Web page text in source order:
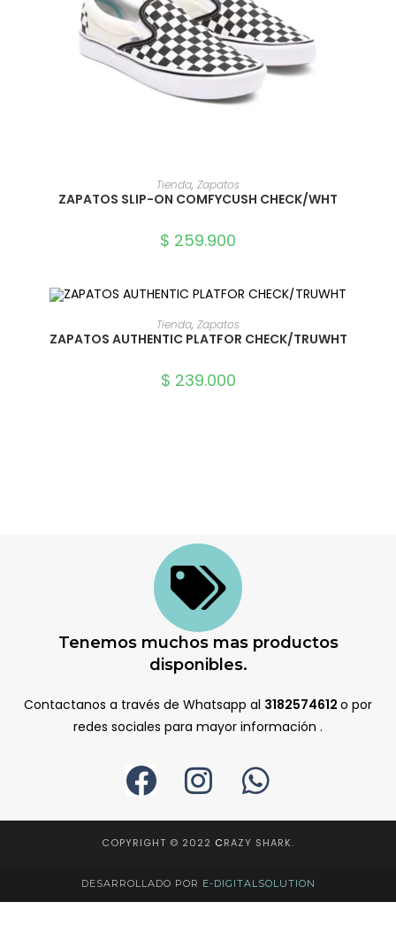
SELECCIONAR OPCIONES
Tienda, Zapatos
ZAPATOS SLIP-ON COMFYCUSH CHECK/WHT
$ 259.900
SELECCIONAR OPCIONES
Tienda, Zapatos
ZAPATOS AUTHENTIC PLATFOR CHECK/TRUWHT
$ 239.000
Tenemos muchos mas productos
disponibles.
Contactanos a través de Whatsapp al 3182574612 o por
redes sociales para mayor información .
COPYRIGHT © 2022 CRAZY SHARK.
DESARROLLADO POR E-DIGITALSOLUTION